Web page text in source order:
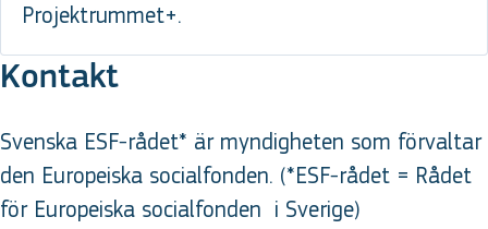
Projektrummet+.
Kontakt
Svenska ESF-rådet* är myndigheten som förvaltar
den Europeiska socialfonden. (*ESF-rådet = Rådet
för Europeiska socialfonden i Sverige)